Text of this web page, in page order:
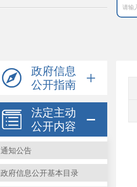
政府信息
公开指南
法定主动
公开内容
通知公告
政府信息公开基本目录